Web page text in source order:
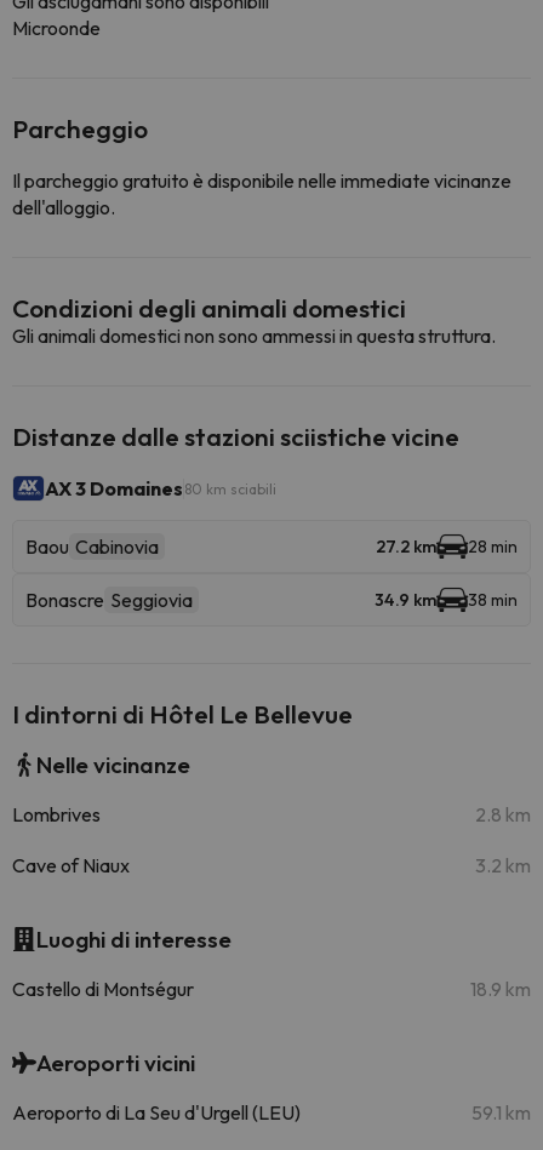
Microonde
Parcheggio
Il parcheggio gratuito è disponibile nelle immediate vicinanze
dell'alloggio.
Condizioni degli animali domestici
Gli animali domestici non sono ammessi in questa struttura.
Distanze dalle stazioni sciistiche vicine
AX 3 Domaines 80 km sciabili
Baou Cabinovia 27.2 km 28 min
Bonascre Seggiovia 34.9 km 38 min
I dintorni di Hôtel Le Bellevue
Nelle vicinanze
Lombrives 2.8 km
Cave of Niaux 3.2 km
Luoghi di interesse
Castello di Montségur 18.9 km
Aeroporti vicini
Aeroporto di La Seu d'Urgell (LEU) 59.1 km